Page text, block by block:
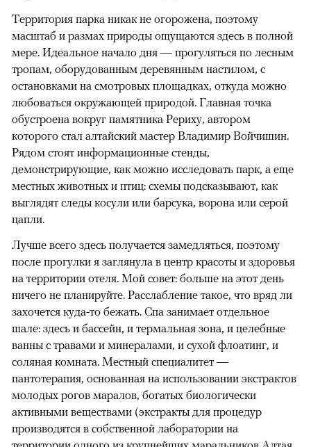
Территория парка никак не огорожена, поэтому
масштаб и размах природы ощущаются здесь в полной
мере. Идеальное начало дня — прогуляться по лесным
тропам, оборудованным деревянным настилом, с
остановками на смотровых площадках, откуда можно
любоваться окружающей природой. Главная точка
обустроена вокруг памятника Рериху, автором
которого стал алтайский мастер Владимир Войчишин.
Рядом стоят информационные стенды,
демонстрирующие, как можно исследовать парк, а еще
местных животных и птиц: схемы подсказывают, как
выглядят следы косули или барсука, ворона или серой
цапли.
Лучше всего здесь получается замедляться, поэтому
после прогулки я заглянула в центр красоты и здоровья
на территории отеля. Мой совет: больше на этот день
ничего не планируйте. Расслабление такое, что вряд ли
захочется куда-то бежать. Спа занимает отдельное
шале: здесь и бассейн, и термальная зона, и целебные
ванны с травами и минералами, и сухой флоатинг, и
соляная комната. Местный специалитет —
пантотерапия, основанная на использовании экстрактов
молодых рогов маралов, богатых биологически
активными веществами (экстракты для процедур
производятся в собственной лаборатории на